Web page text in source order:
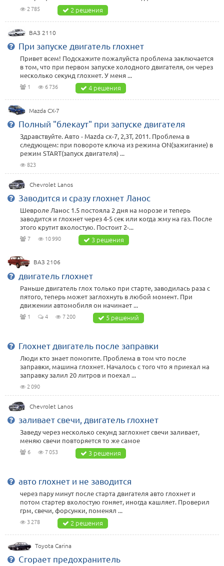
2 785 2 решения
ВАЗ 2110
При запуске двигатель глохнет
Привет всем! Подскажите пожалуйста проблема заключается
в том, что при первом запуске холодного двигателя, он через
несколько секунд глохнет. У меня ...
1 6 736 4 решения
Mazda CX-7
Полный "блекаут" при запуске двигателя
Здравствуйте. Авто - Mazda cx-7, 2,3T, 2011. Проблема в
следующем: при повороте ключа из режима ON(зажигание) в
режим START(запуск двигателя) ...
823
Chevrolet Lanos
Заводится и сразу глохнет Ланос
Шевроле Ланос 1.5 постояла 2 дня на морозе и теперь
заводится и глохнет через 4-5 сек или когда жму на газ. После
этого крутит вхолостую. Постоит 2-...
7 10 990 3 решения
ВАЗ 2106
двигатель глохнет
Раньше двигатель глох только при старте, заводилась раза с
пятого, теперь может заглохнуть в любой момент. При
движении автомобиля он начинает ...
1 4 7 200 5 решений
Глохнет двигатель после заправки
Люди кто знает помогите. Проблема в том что после
заправки, машина глохнет. Началось с того что я приехал на
заправку залил 20 литров и поехал ...
2 090
Chevrolet Lanos
заливает свечи, двигатель глохнет
Заведу через несколько секунд заглохнет свечи заливает,
меняю свечи повторяется то же самое
6 7 053 3 решения
авто глохнет и не заводится
через пару минут после старта двигателя авто глохнет и
потом стартер вхолостую гоняет, иногда кашляет. Проверил
грм, свечи, форсунки, поменял ...
3 278 2 решения
Toyota Carina
Сгорает предохранитель